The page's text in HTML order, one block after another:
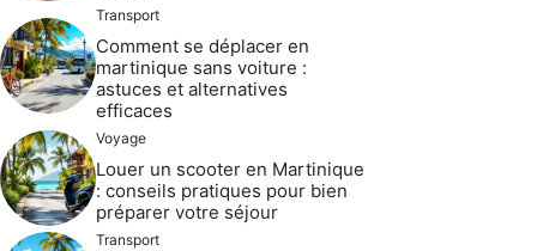
Transport
Comment se déplacer en
martinique sans voiture :
astuces et alternatives
efficaces
Voyage
Louer un scooter en Martinique
: conseils pratiques pour bien
préparer votre séjour
Transport